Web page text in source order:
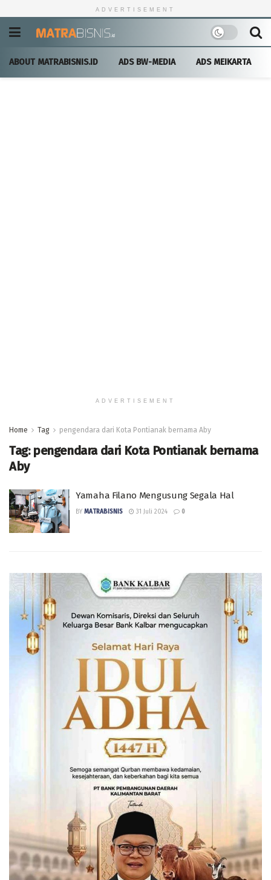
ADVERTISEMENT
ABOUT MATRABISNIS.ID ADS BW-MEDIA ADS MEIKARTA
ADVERTISEMENT
Home Tag pengendara dari Kota Pontianak bernama Aby
Tag: pengendara dari Kota Pontianak bernama
Aby
Yamaha Filano Mengusung Segala Hal
BY MATRABISNIS 31 Juli 2024 0